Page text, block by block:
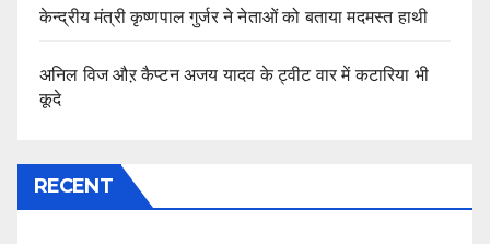
केन्द्रीय मंत्री कृष्णपाल गुर्जर ने नेताओं को बताया मदमस्त हाथी
अनिल विज औऱ कैप्टन अजय यादव के ट्वीट वार में कटारिया भी
कूदे
RECENT